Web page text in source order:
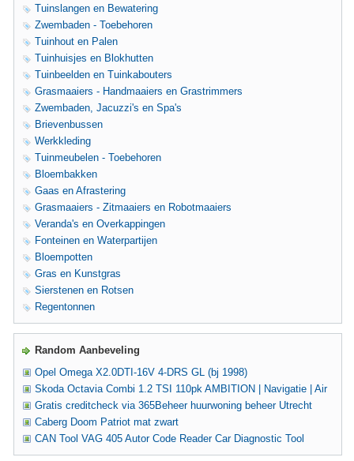
Tuinslangen en Bewatering
Zwembaden - Toebehoren
Tuinhout en Palen
Tuinhuisjes en Blokhutten
Tuinbeelden en Tuinkabouters
Grasmaaiers - Handmaaiers en Grastrimmers
Zwembaden, Jacuzzi's en Spa's
Brievenbussen
Werkkleding
Tuinmeubelen - Toebehoren
Bloembakken
Gaas en Afrastering
Grasmaaiers - Zitmaaiers en Robotmaaiers
Veranda's en Overkappingen
Fonteinen en Waterpartijen
Bloempotten
Gras en Kunstgras
Sierstenen en Rotsen
Regentonnen
Random Aanbeveling
Opel Omega X2.0DTI-16V 4-DRS GL (bj 1998)
Skoda Octavia Combi 1.2 TSI 110pk AMBITION | Navigatie | Air
Gratis creditcheck via 365Beheer huurwoning beheer Utrecht
Caberg Doom Patriot mat zwart
CAN Tool VAG 405 Autor Code Reader Car Diagnostic Tool